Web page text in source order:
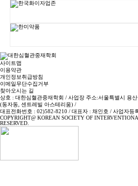
사이트맵
이용약관
개인정보취급방침
이메일무단수집거부
찾아오시는 길
상호 : 대한심혈관중재학회 / 사업장 주소:서울특별시 용
(동자동, 센트레빌 아스테리움) /
대표전화번호 : 02)582-8210 / 대표자 : 채인호 / 사업자등
COPYRIGHT@ KOREAN SOCIETY OF
RESERVED.